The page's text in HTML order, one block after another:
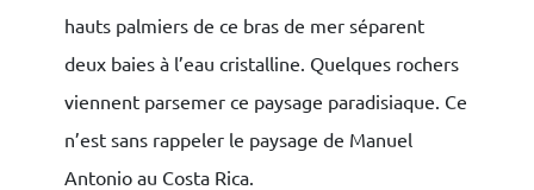
hauts palmiers de ce bras de mer séparent
deux baies à l’eau cristalline. Quelques rochers
viennent parsemer ce paysage paradisiaque. Ce
n’est sans rappeler le paysage de Manuel
Antonio au Costa Rica.